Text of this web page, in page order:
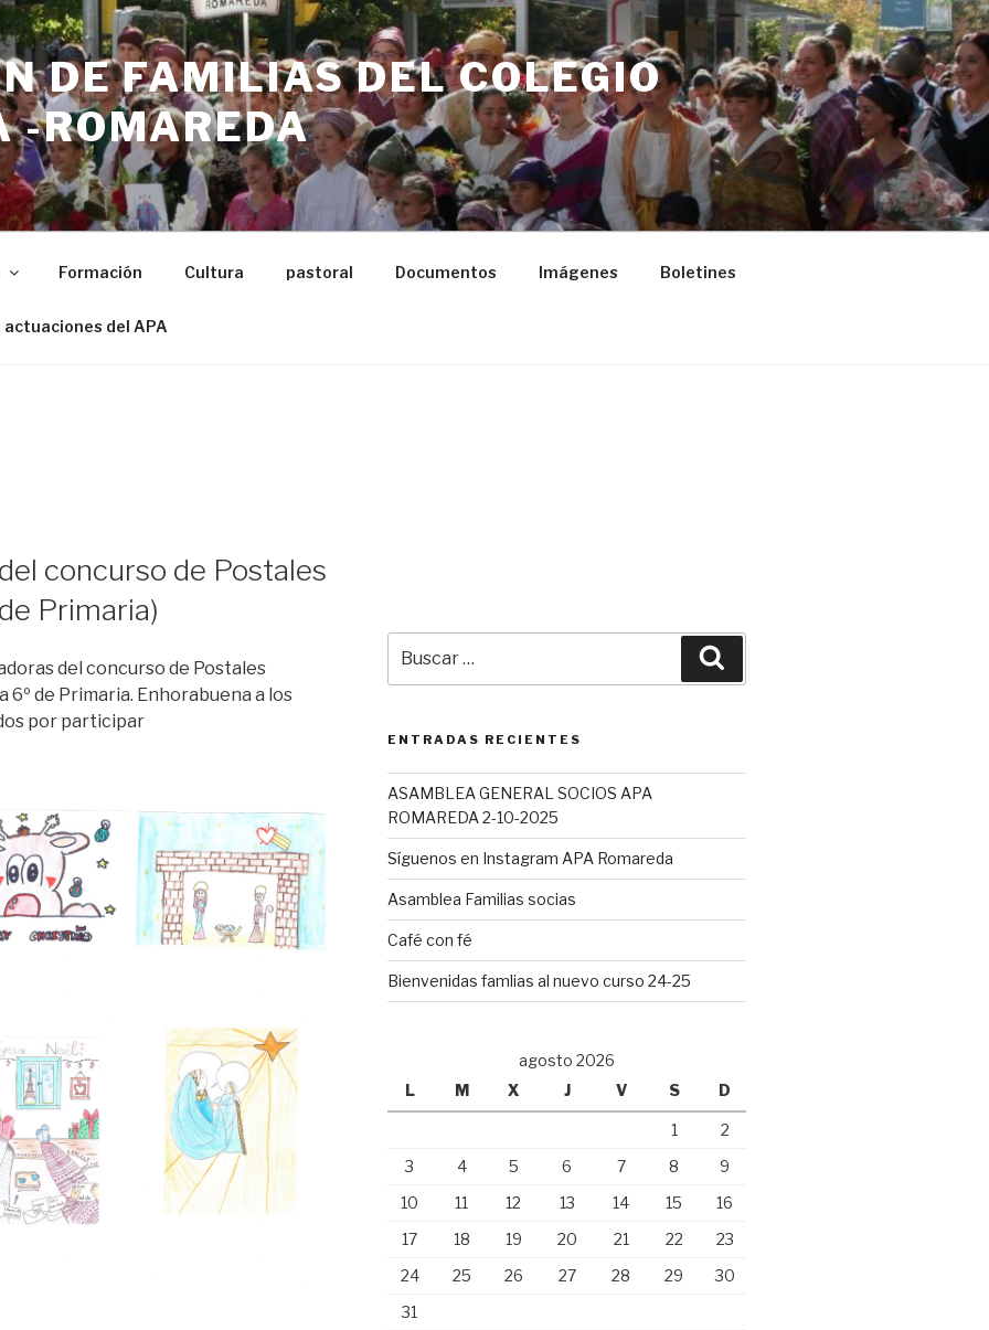
DE FAMILIAS DEL COLEGIO
-ROMAREDA
Formación Cultura pastoral Documentos Imágenes Boletines
actuaciones del APA
concurso de Postales
Primaria)
del concurso de Postales
6º de Primaria. Enhorabuena a los
por participar
por:
ENTRADAS RECIENTES
ASAMBLEA GENERAL SOCIOS APA
ROMAREDA 2-10-2025
Síguenos en Instagram APA Romareda
Asamblea Familias socias
Café con fé
Bienvenidas famlias al nuevo curso 24-25
agosto 2026
L
M X J V S D
1
2
3
4 5 6 7 8
9
10
11 12 13 14 15
16
17
18 19 20 21 22
23
24
25 26 27 28 29
30
31